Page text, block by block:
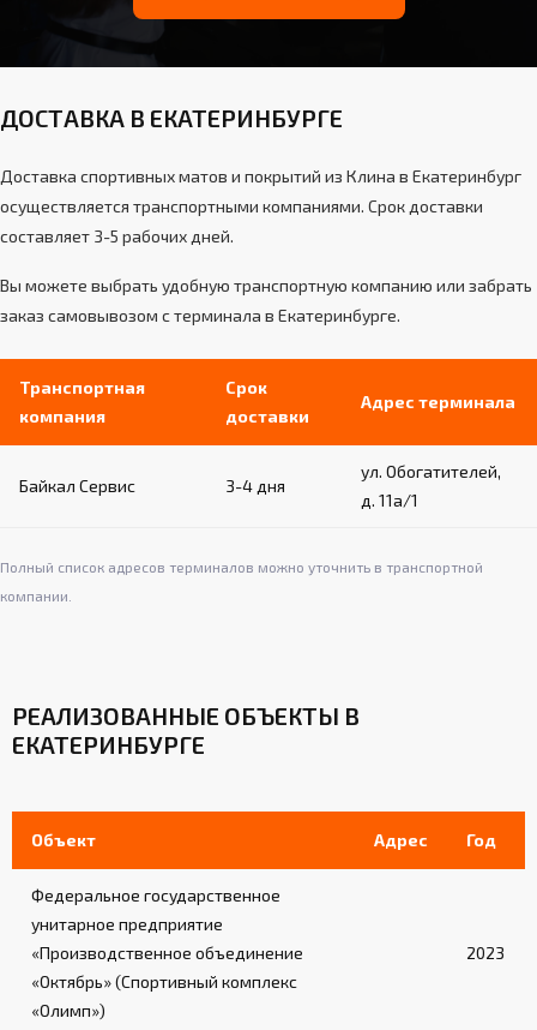
ДОСТАВКА В ЕКАТЕРИНБУРГЕ
Доставка спортивных матов и покрытий из Клина в Екатеринбург
осуществляется транспортными компаниями. Срок доставки
составляет 3-5 рабочих дней.
Вы можете выбрать удобную транспортную компанию или забрать
заказ самовывозом с терминала в Екатеринбурге.
Транспортная
компания
Срок
доставки
Адрес терминала
Байкал Сервис 3-4 дня
ул. Обогатителей,
д. 11а/1
Полный список адресов терминалов можно уточнить в транспортной
компании.
РЕАЛИЗОВАННЫЕ ОБЪЕКТЫ В
ЕКАТЕРИНБУРГЕ
Объект Адрес Год
Федеральное государственное
унитарное предприятие
«Производственное объединение
«Октябрь» (Спортивный комплекс
«Олимп»)
2023